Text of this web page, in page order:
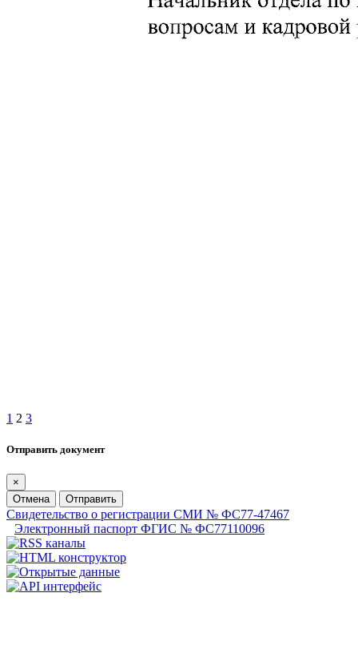
1 2 3
Отправить документ
×
Отмена
Отправить
Свидетельство о регистрации СМИ № ФС77-47467
Электронный паспорт ФГИС № ФС77110096